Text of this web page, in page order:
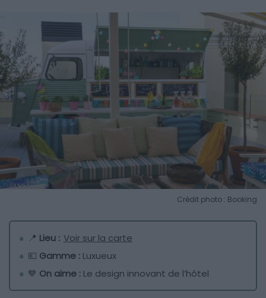
Crédit photo : Booking
📍 Lieu : Voir sur la carte
💶 Gamme : Luxueux
💙 On aime : Le design innovant de l’hôtel